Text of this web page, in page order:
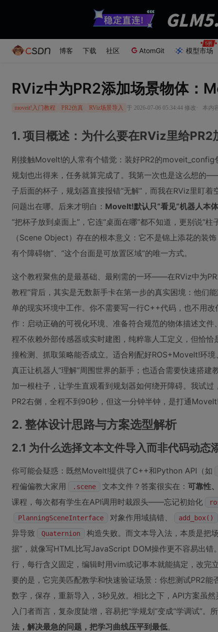
博客 下载 社区 AtomGit 模型市场
RViz中为PR2添加场景物体：
moveit!入门教程 PR2仿真 RViz场景导入 于 2026-07-06 05:34:44 修改 · 本内
1. 项目概述：为什么要在RViz里给PR2
刚接触MoveIt!的人常有个错觉：装好PR2的
规划也出得来，任务就算完成了。我第一次也是这么想的
子后面的杯子，规划器直接报错“无解”，而我在RViz里盯
问题出在哪。后来才明白： MoveIt!默认只“看见”机器人本
“把杯子放到桌面上”，它连“桌面在哪”都不知道，更别说“
（Scene Object）存在的根本意义：它不是锦上添花的装
有个障碍物”、“这个台面是可放置区域”的唯一方式。
这个教程聚焦的是最基础、最刚需的一环——在RViz中为
教程”背后，其实是无数新手卡在第一步的真实困境：他们
单的现实环境中工作。你不需要写一行C++代码，也不用
作：启动正确的可视化环境、准备符合规范的物体描述文
程不依赖外部传感器或实时建图，纯粹靠人工定义，但恰
撞检测、抓取策略能否成立。适合刚配好ROS+MoveIt!环
真正让机器人“理解”周围世界的新手；也适合需要快速搭
加一根柱子，让学生直观看到规划器如何绕开障碍。我试
PR2右侧，全程不到90秒，但这一分钟半钟，是打通
2. 整体设计思路与方案选型解析
2.1 为什么选择文本文件导入而非代码动态
你可能会疑惑：既然MoveIt!提供了C++和Python API（如
程偏偏教大家用
.scene 文本文件？答案很实在： 可靠性
课程，每次都有学生在API调用时栽跟头——忘记初始化
PlanningSceneInterface
对象作用域搞错、 add_box()
异导致 Quaternion
构造失败。而文本导入法，本质是把
据”，就像写HTML比写JavaScript DOM操作更不容易出错
行，每行含义固定，编辑时用vim或记事本就能搞定，改完
要的是，它完美匹配教学和快速验证场景：你想测试PR2
数字，保存，重新导入，3秒见效。相比之下，API方案虽
入门者而言，复杂度陡增，容易把“学规划”变成“学调试”。
法，解决最急的问题，把学习曲线压平到最低。